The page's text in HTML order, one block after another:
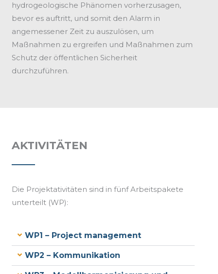
hydrogeologische Phänomen vorherzusagen,
bevor es auftritt, und somit den Alarm in
angemessener Zeit zu auszulösen, um
Maßnahmen zu ergreifen und Maßnahmen zum
Schutz der öffentlichen Sicherheit
durchzuführen.
AKTIVITÄTEN
Die Projektativitäten sind in fünf Arbeitspakete
unterteilt (WP):
WP1 – Project management
WP2 – Kommunikation